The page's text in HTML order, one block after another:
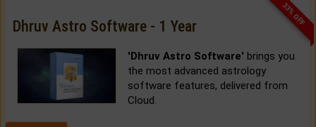
33% OFF
Dhruv Astro Software - 1 Year
'Dhruv Astro Software' brings you
the most advanced astrology
software features, delivered from
Cloud.